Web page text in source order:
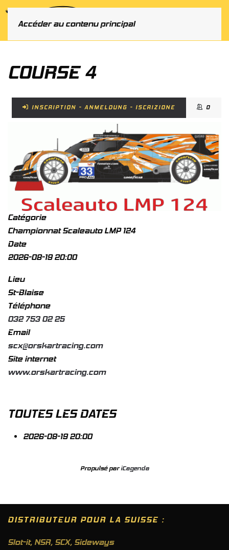
Accéder au contenu principal
COURSE 4
INSCRIPTION - ANMELDUNG - ISCRIZIONE 0
Catégorie
Championnat Scaleauto LMP 124
Date
2026-08-19 20:00
Lieu
St-Blaise
Téléphone
032 753 02 25
Email
scx@orskartracing.com
Site internet
www.orskartracing.com
TOUTES LES DATES
2026-08-1920:00
Propulsé pariCagenda
DISTRIBUTEUR POUR LA SUISSE :
Slot-it, NSR, SCX, Sideways